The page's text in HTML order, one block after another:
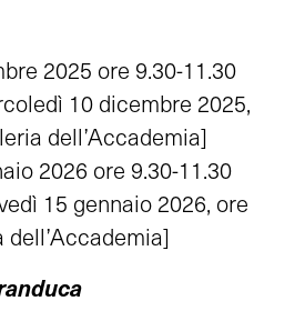
2025 ore 9.30-11.30
10 dicembre 2025,
dell’Accademia]
2026 ore 9.30-11.30
15 gennaio 2026, ore
dell’Accademia]